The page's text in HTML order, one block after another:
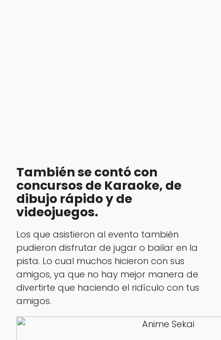
También se contó con
concursos de Karaoke, de
dibujo rápido y de
videojuegos.
Los que asistieron al evento también
pudieron disfrutar de jugar o bailar en la
pista. Lo cual muchos hicieron con sus
amigos, ya que no hay mejor manera de
divertirte que haciendo el ridículo con tus
amigos.